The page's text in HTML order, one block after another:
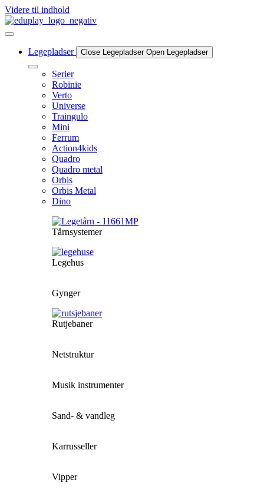
Videre til indhold
Legepladser Close Legepladser Open Legepladser
Serier
Robinie
Verto
Universe
Traingulo
Mini
Ferrum
Action4kids
Quadro
Quadro metal
Orbis
Orbis Metal
Dino
Tårnsystemer
Legehus
Gynger
Rutjebaner
Netstruktur
Musik instrumenter
Sand- & vandleg
Karrusseller
Vipper